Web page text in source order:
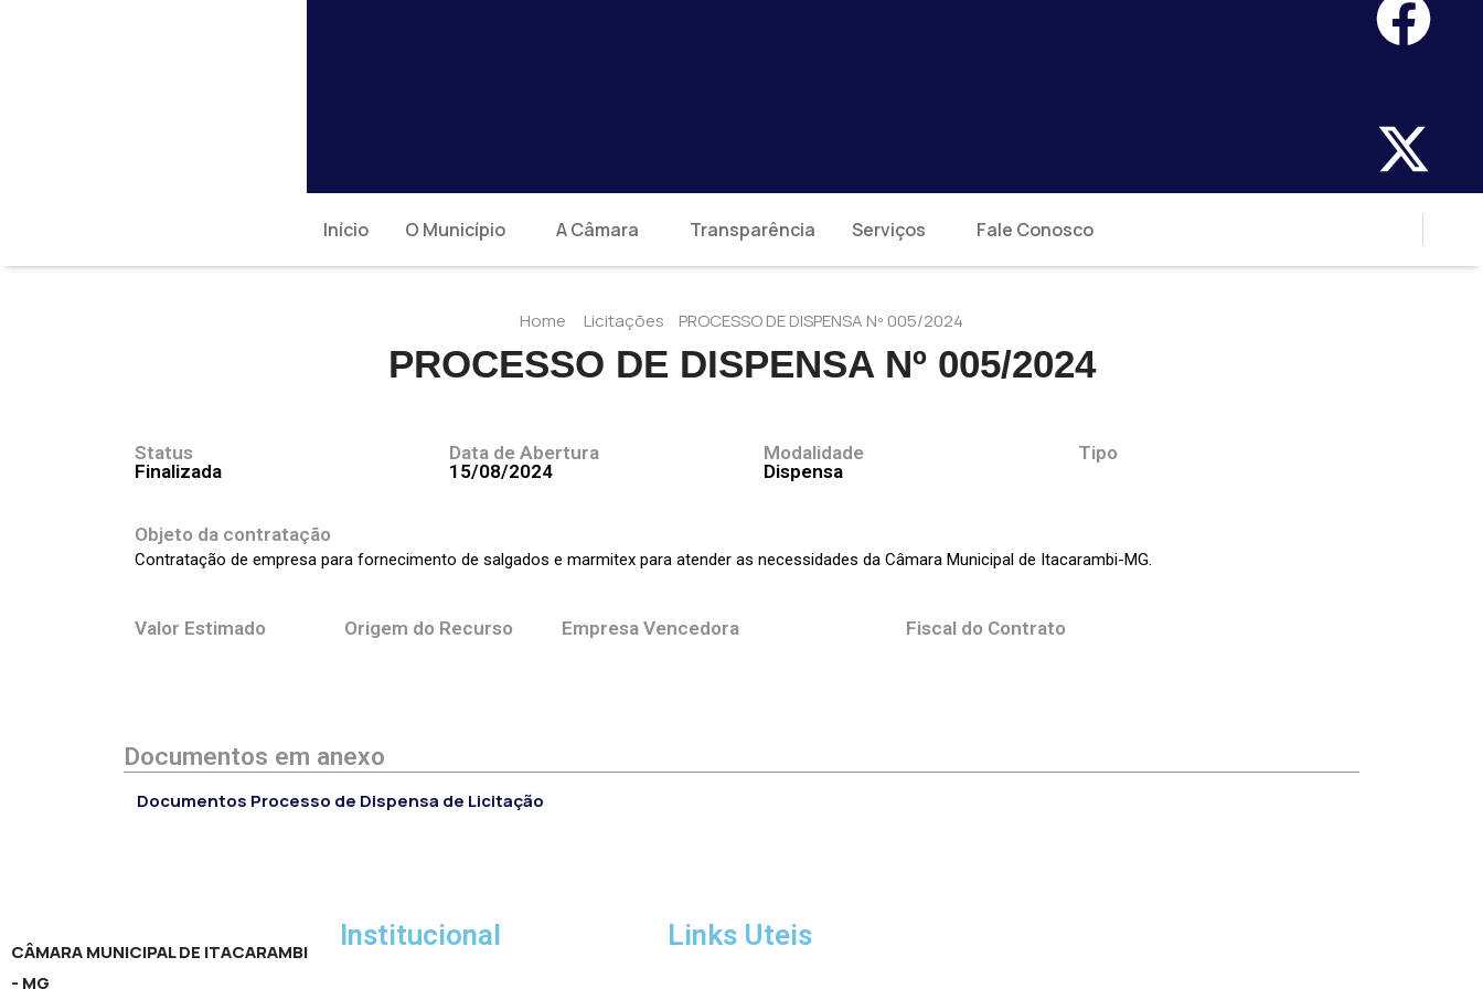
Início O Município A Câmara Transparência Serviços Fale Conosco
Home Licitações PROCESSO DE DISPENSA Nº 005/2024
PROCESSO DE DISPENSA Nº 005/2024
Status
Finalizada
Data de Abertura
15/08/2024
Modalidade
Dispensa
Tipo
Objeto da contratação
Contratação de empresa para fornecimento de salgados e marmitex para atender as necessidades da Câmara Municipal de Itacarambi-MG.
Valor Estimado Origem do Recurso Empresa Vencedora Fiscal do Contrato
Documentos em anexo
Documentos Processo de Dispensa de Licitação
CÂMARA MUNICIPAL DE ITACARAMBI
- MG
Institucional Links Uteis